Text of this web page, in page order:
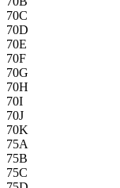
70C
70D
70E
70F
70G
70H
70I
70J
70K
75A
75B
75C